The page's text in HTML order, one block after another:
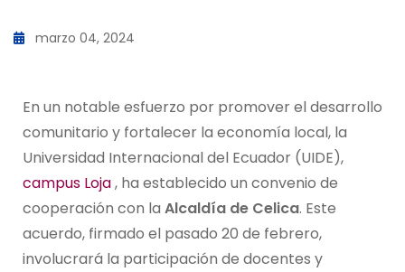
marzo 04, 2024
En un notable esfuerzo por promover el desarrollo
comunitario y fortalecer la economía local, la
Universidad Internacional del Ecuador (UIDE),
campus Loja, ha establecido un convenio de
cooperación con la Alcaldía de Celica. Este
acuerdo, firmado el pasado 20 de febrero,
involucrará la participación de docentes y